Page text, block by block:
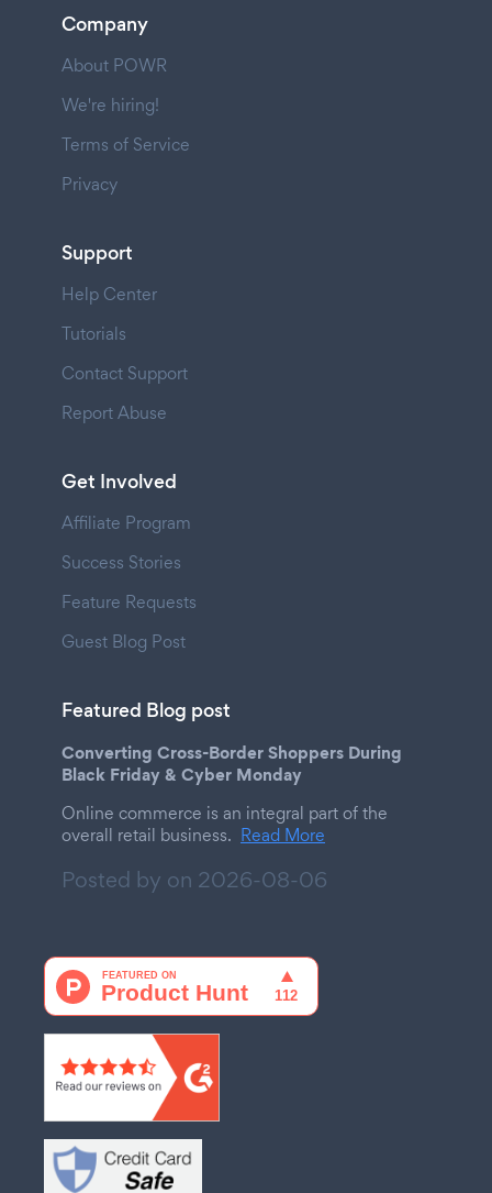
Company
About POWR
We're hiring!
Terms of Service
Privacy
Support
Help Center
Tutorials
Contact Support
Report Abuse
Get Involved
Affiliate Program
Success Stories
Feature Requests
Guest Blog Post
Featured Blog post
Converting Cross-Border Shoppers During
Black Friday & Cyber Monday
Online commerce is an integral part of the
overall retail business. Read More
Posted by on 2026-08-06